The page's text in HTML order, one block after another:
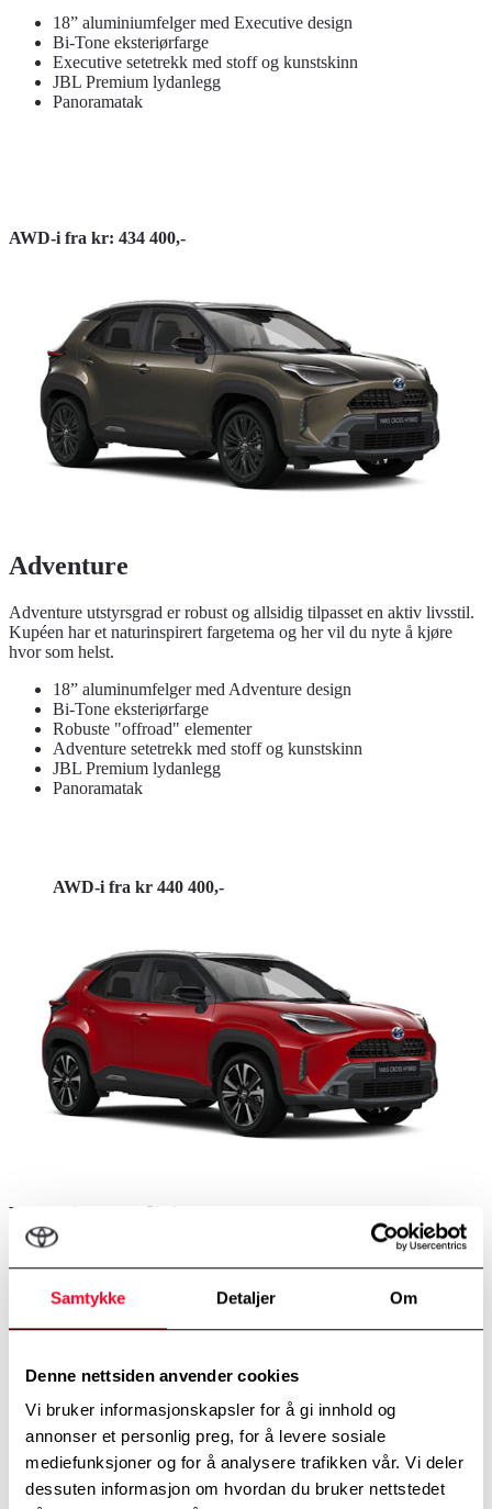
Samtykke Detaljer Om
Denne nettsiden anvender cookies
Vi bruker informasjonskapsler for å gi innhold og
annonser et personlig preg, for å levere sosiale
mediefunksjoner og for å analysere trafikken vår. Vi deler
dessuten informasjon om hvordan du bruker nettstedet
18” aluminiumfelger med Executive design
Bi-Tone eksteriørfarge
Executive setetrekk med stoff og kunstskinn
JBL Premium lydanlegg
Panoramatak
AWD-i fra kr: 434 400,-
Adventure
Adventure utstyrsgrad er robust og allsidig tilpasset en aktiv livsstil.
Kupéen har et naturinspirert fargetema og her vil du nyte å kjøre
hvor som helst.
18” aluminumfelger med Adventure design
Bi-Tone eksteriørfarge
Robuste "offroad" elementer
Adventure setetrekk med stoff og kunstskinn
JBL Premium lydanlegg
Panoramatak
AWD-i fra kr 440 400,-
Premiere Edition
Robuste "offroad" elementer
Panoramatak